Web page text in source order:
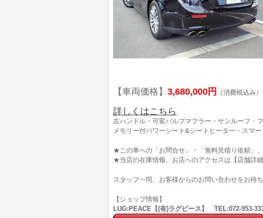
【車両価格】 3,680,000円 （消費税込み）
詳しくはこちら
左ハンドル・可変バルブマフラー・サンルーフ・
メモリー付パワーシート&シートヒーター・スマ
★この車への「お問合せ」・「無料見積り依頼」
★当店の在庫情報、お店へのアクセスは【店舗詳
スタッフ一同、お客様からのお問い合わせをお待ち
【ショップ情報】
LUG:PEACE【(有)ラグピース】 TEL:072-953-